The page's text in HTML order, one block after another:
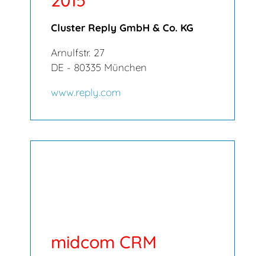
Cluster Reply GmbH & Co. KG
Arnulfstr. 27
DE - 80335 München
www.reply.com
midcom CRM